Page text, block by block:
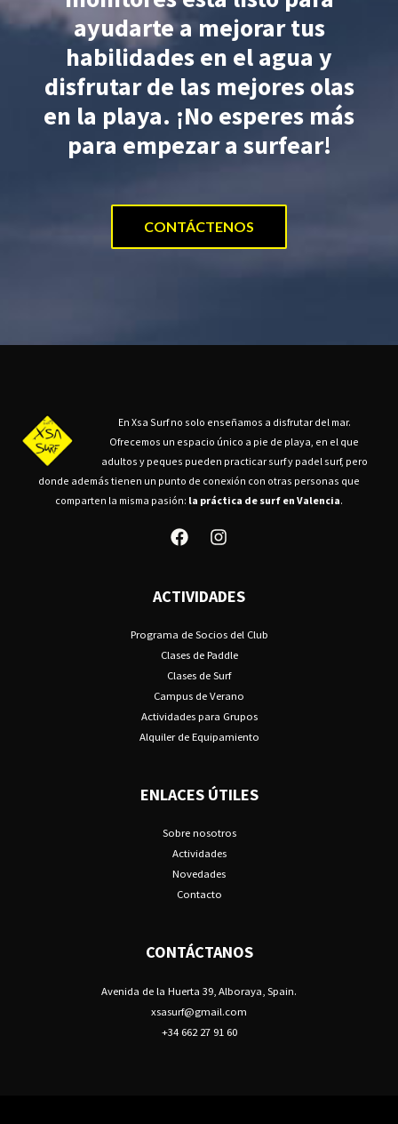
ayudarte a mejorar tus
habilidades en el agua y
disfrutar de las mejores olas
en la playa. ¡No esperes más
para empezar a surfear!
CONTÁCTENOS
En Xsa Surf no solo enseñamos a disfrutar del mar.
Ofrecemos un espacio único a pie de playa, en el que
adultos y peques pueden practicar surf y padel surf, pero
donde además tienen un punto de conexión con otras personas que
comparten la misma pasión: la práctica de surf en Valencia.
ACTIVIDADES
Programa de Socios del Club
Clases de Paddle
Clases de Surf
Campus de Verano
Actividades para Grupos
Alquiler de Equipamiento
ENLACES ÚTILES
Sobre nosotros
Actividades
Novedades
Contacto
CONTÁCTANOS
Avenida de la Huerta 39, Alboraya, Spain.
xsasurf@gmail.com
+34 662 27 91 60